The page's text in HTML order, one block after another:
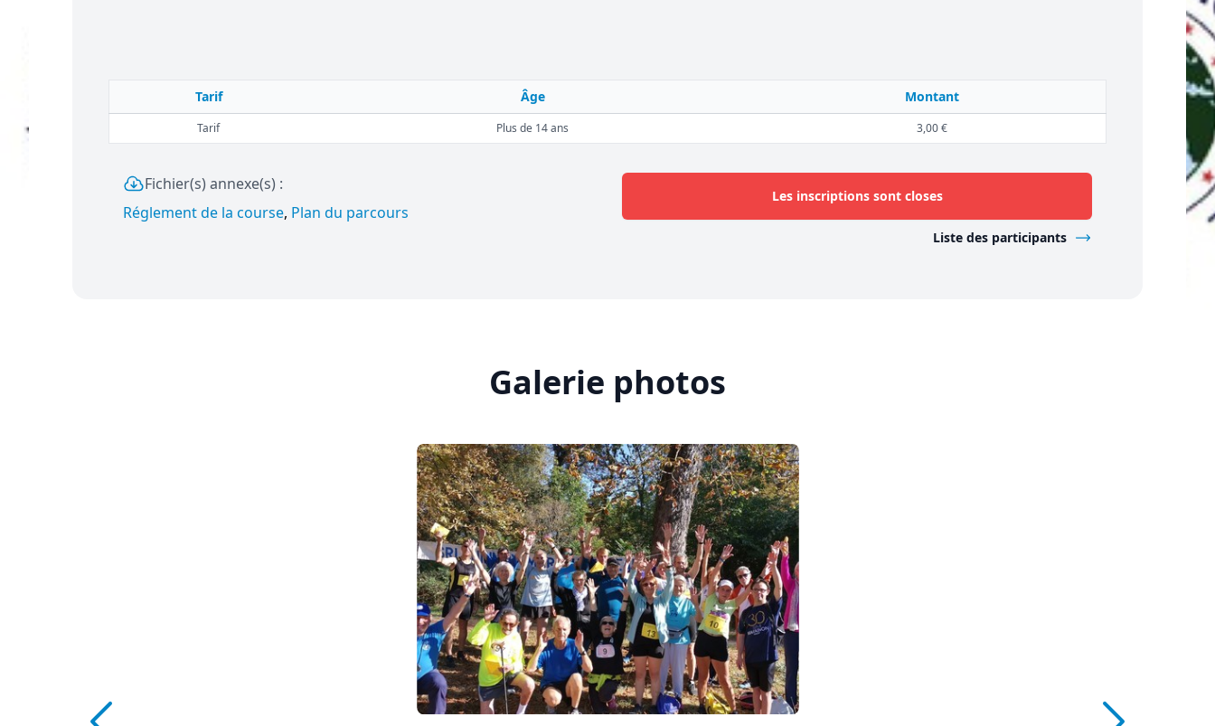
Tarif Âge Montant
Tarif Plus de 14 ans 3,00 €
Fichier(s) annexe(s) :
Réglement de la course, Plan du parcours
Les inscriptions sont closes
Liste des participants
Galerie photos